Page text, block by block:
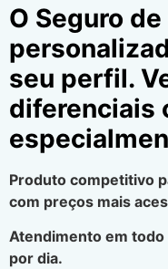
O Seguro
seu perfil.
diferenciais
Produto competitivo
com preços mais
Atendimento em
por dia.